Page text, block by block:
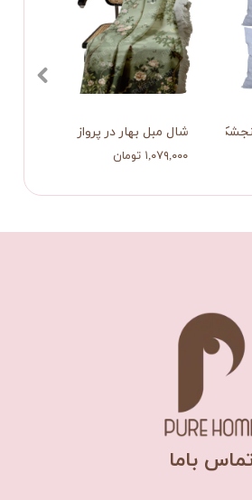
شال مبل بهار در پرواز
۱,۰۷۹,۰۰۰ تومان
باما